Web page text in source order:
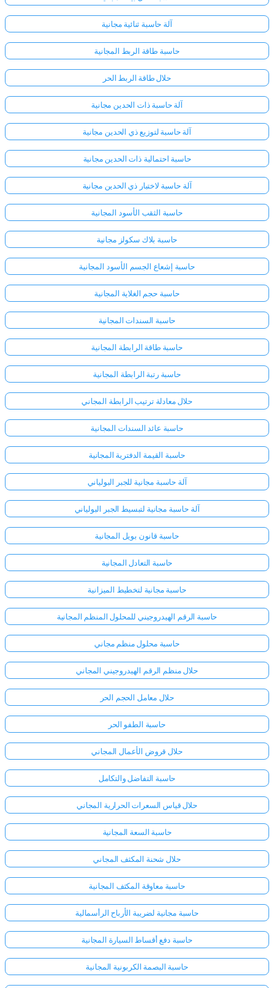
لا
توجد
اطرح
سؤالك
الأول
آلة حاسبة ثنائية مجانية
حاسبة طاقة الربط المجانية
حلال طاقة الربط الحر
آلة حاسبة ذات الحدين مجانية
آلة حاسبة لتوزيع ذي الحدين مجانية
حاسبة احتمالية ذات الحدين مجانية
آلة حاسبة لاختبار ذي الحدين مجانية
حاسبة الثقب الأسود المجانية
حاسبة بلاك سكولز مجانية
حاسبة إشعاع الجسم الأسود المجانية
حاسبة حجم الغلاية المجانية
حاسبة السندات المجانية
حاسبة طاقة الرابطة المجانية
حاسبة رتبة الرابطة المجانية
حلال معادلة ترتيب الرابطة المجاني
حاسبة عائد السندات المجانية
حاسبة القيمة الدفترية المجانية
آلة حاسبة مجانية للجبر البولياني
آلة حاسبة مجانية لتبسيط الجبر البولياني
حاسبة قانون بويل المجانية
حاسبة التعادل المجانية
حاسبة مجانية لتخطيط الميزانية
حاسبة الرقم الهيدروجيني للمحلول المنظم المجانية
حاسبة محلول منظم مجاني
حلال منظم الرقم الهيدروجيني المجاني
حلال معامل الحجم الحر
حاسبة الطفو الحر
حلال قروض الأعمال المجاني
حاسبة التفاضل والتكامل
حلال قياس السعرات الحرارية المجاني
حاسبة السعة المجانية
حلال شحنة المكثف المجاني
حاسبة معاوقة المكثف المجانية
حاسبة مجانية لضريبة الأرباح الرأسمالية
حاسبة دفع أقساط السيارة المجانية
حاسبة البصمة الكربونية المجانية